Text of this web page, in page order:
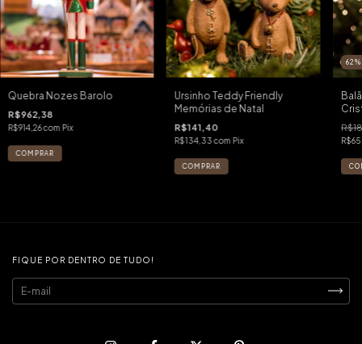
Quebra Nozes Barolo
R$962,38
R$914,26com Pix
Ursinho Teddy Friendly
Memórias de Natal
R$141,40
R$134,33com Pix
62 %
FIQUE POR DENTRO DE TUDO!